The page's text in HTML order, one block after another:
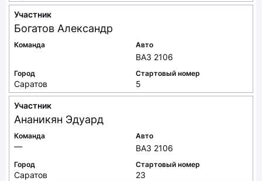
Участник
Богатов Александр
Команда Авто
ВАЗ 2106
Город
Саратов
Стартовый номер
5
Участник
Ананикян Эдуард
Команда
—
Авто
ВАЗ 2106
Город
Саратов
Стартовый номер
23